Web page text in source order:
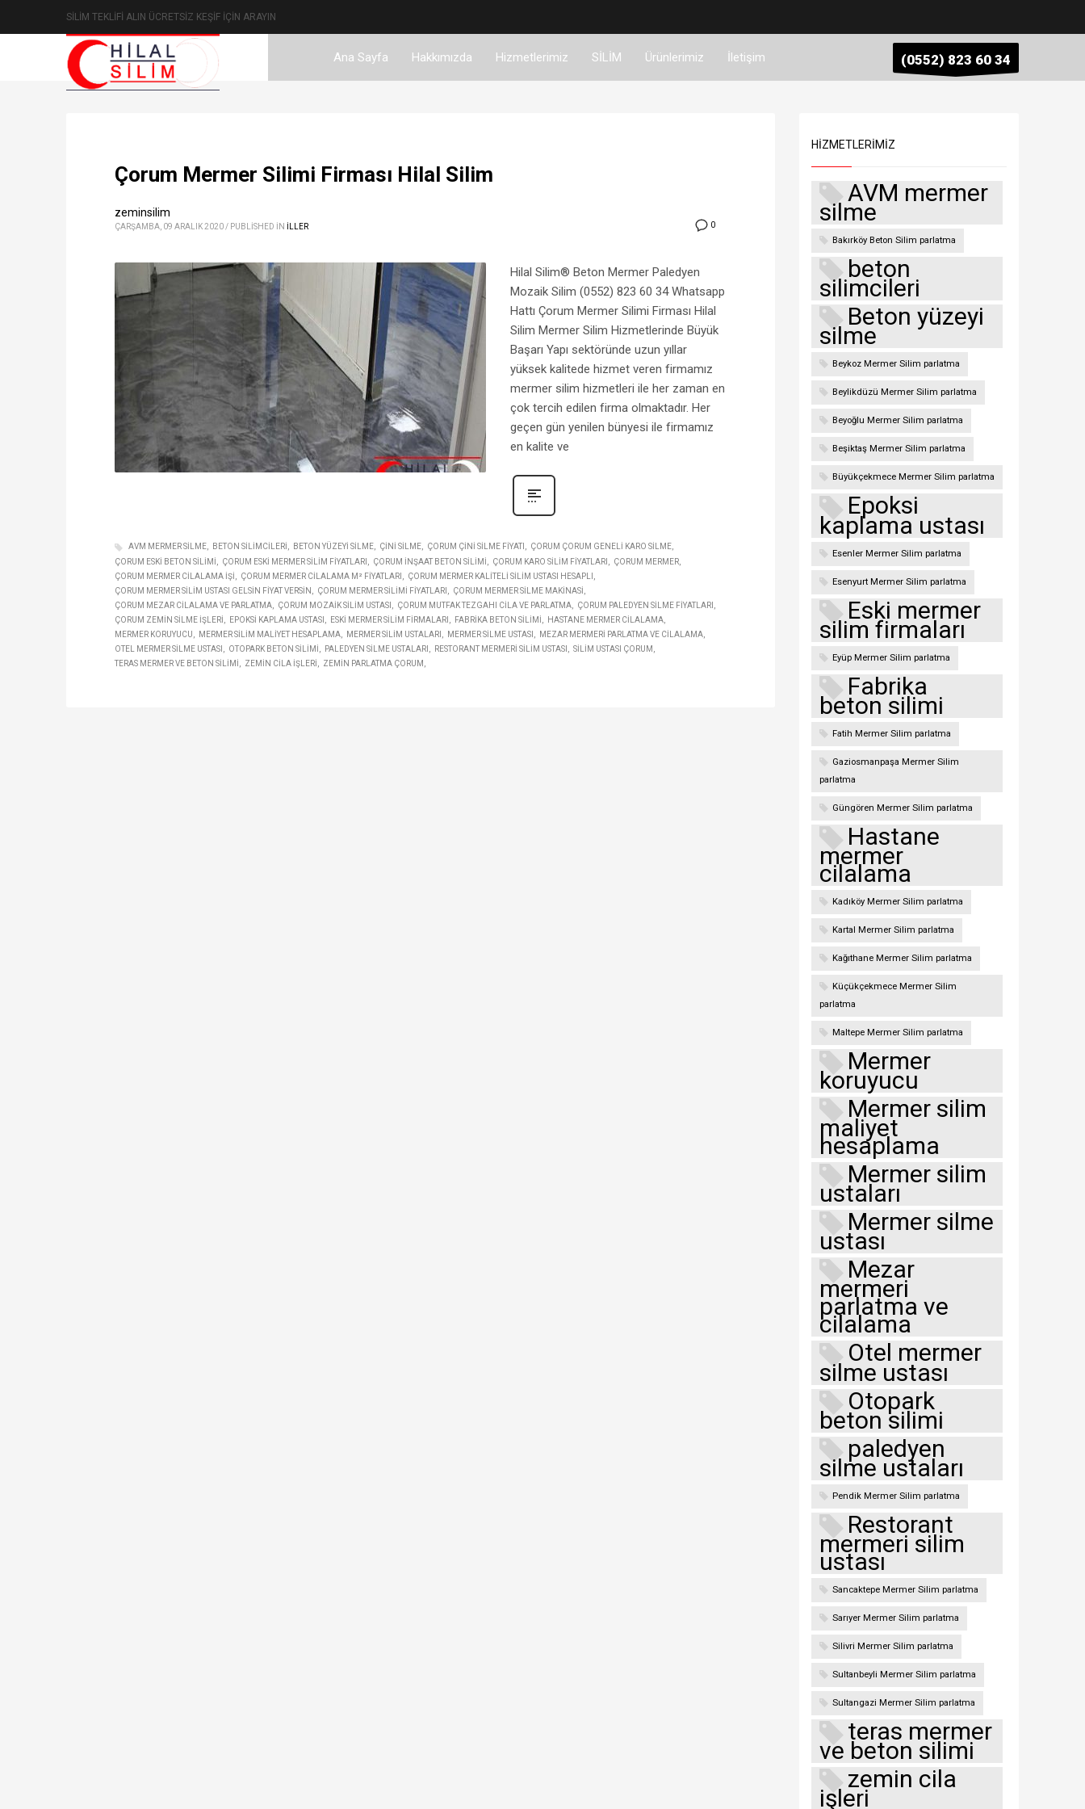
SİLİM TEKLİFİ ALIN ÜCRETSİZ KEŞİF İÇİN ARAYIN
Ana Sayfa Hakkımızda Hizmetlerimiz SİLİM Ürünlerimiz İletişim (0552) 823 60 34
Çorum Mermer Silimi Firması Hilal Silim
0
zeminsilim
ÇARŞAMBA, 09 ARALIK 2020 / PUBLISHED IN ILLER
Hilal Silim® Beton Mermer Paledyen
Mozaik Silim (0552) 823 60 34 Whatsapp
Hattı Çorum Mermer Silimi Firması Hilal
Silim Mermer Silim Hizmetlerinde Büyük
Başarı Yapı sektöründe uzun yıllar
yüksek kalitede hizmet veren firmamız
mermer silim hizmetleri ile her zaman en
çok tercih edilen firma olmaktadır. Her
geçen gün yenilen bünyesi ile firmamız
en kalite ve
AVM MERMER SILME BETON SILIMCILERI BETON YÜZEYI SILME ÇINI SILME ÇORUM ÇINI SILME FIYATI
ÇORUM ÇORUM GENELI KARO SILME
ÇORUM ESKI BETON SILIMI
ÇORUM ESKI MERMER SILIM FIYATLARI ÇORUM INŞAAT BETON SILIMI ÇORUM KARO SILIM FIYATLARI
ÇORUM MERMER
ÇORUM MERMER CILALAMA IŞI
ÇORUM MERMER CILALAMA M² FIYATLARI
ÇORUM MERMER KALITELI SILIM USTASI HESAPLI
ÇORUM MERMER SILIM USTASI GELSIN FIYAT VERSIN
ÇORUM MERMER SILIMI FIYATLARI
ÇORUM MERMER SILME MAKINASI
ÇORUM MEZAR CILALAMA VE PARLATMA
ÇORUM MOZAIK SILIM USTASI ÇORUM MUTFAK TEZGAHI CILA VE PARLATMA
ÇORUM PALEDYEN SILME FIYATLARI
ÇORUM ZEMIN SILME IŞLERI
EPOKSI KAPLAMA USTASI ESKI MERMER SILIM FIRMALARI FABRIKA BETON SILIMI
HASTANE MERMER CILALAMA
MERMER KORUYUCU
MERMER SILIM MALIYET HESAPLAMA MERMER SILIM USTALARI MERMER SILME USTASI
MEZAR MERMERI PARLATMA VE CILALAMA
OTEL MERMER SILME USTASI
OTOPARK BETON SILIMI PALEDYEN SILME USTALARI RESTORANT MERMERI SILIM USTASI
SILIM USTASI ÇORUM
TERAS MERMER VE BETON SILIMI
ZEMIN CILA IŞLERI ZEMIN PARLATMA ÇORUM
HIZMETLERIMIZ
AVM mermer
silme
Bakırköy Beton Silim parlatma
beton
silimcileri
Beton yüzeyi
silme
Beykoz Mermer Silim parlatma
Beylikdüzü Mermer Silim parlatma
Beyoğlu Mermer Silim parlatma
Beşiktaş Mermer Silim parlatma
Büyükçekmece Mermer Silim parlatma
Epoksi
kaplama ustası
Esenler Mermer Silim parlatma
Esenyurt Mermer Silim parlatma
Eski mermer
silim firmaları
Eyüp Mermer Silim parlatma
Fabrika
beton silimi
Fatih Mermer Silim parlatma
Gaziosmanpaşa Mermer Silim
parlatma
Güngören Mermer Silim parlatma
Hastane
mermer
cilalama
Kadıköy Mermer Silim parlatma
Kartal Mermer Silim parlatma
Kağıthane Mermer Silim parlatma
Küçükçekmece Mermer Silim
parlatma
Maltepe Mermer Silim parlatma
Mermer
koruyucu
Mermer silim
maliyet
hesaplama
Mermer silim
ustaları
Mermer silme
ustası
Mezar
mermeri
parlatma ve
cilalama
Otel mermer
silme ustası
Otopark
beton silimi
paledyen
silme ustaları
Pendik Mermer Silim parlatma
Restorant
mermeri silim
ustası
Sancaktepe Mermer Silim parlatma
Sarıyer Mermer Silim parlatma
Silivri Mermer Silim parlatma
Sultanbeyli Mermer Silim parlatma
Sultangazi Mermer Silim parlatma
teras mermer
ve beton silimi
zemin cila
işleri